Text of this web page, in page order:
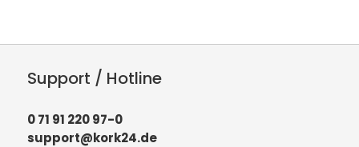
Support / Hotline
0 71 91 220 97-0
support@kork24.de